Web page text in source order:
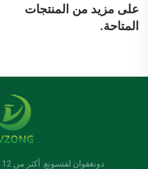
على مزيد من المنتجات
المتاحة.